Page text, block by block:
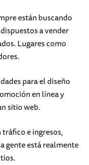
están buscando
a vender
Lugares como
para el diseño
en línea y
sitio web.
tráfico e ingresos,
gente está realmente